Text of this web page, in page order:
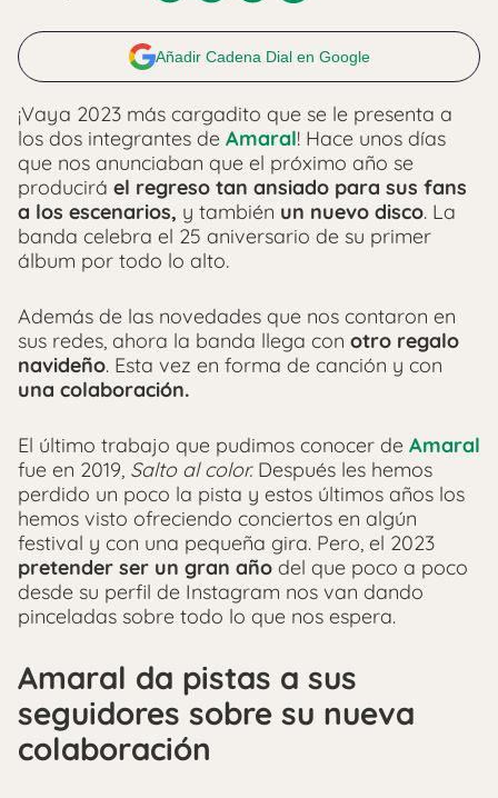
Añadir Cadena Dial en Google
¡Vaya 2023 más cargadito que se le presenta a
los dos integrantes de Amaral! Hace unos días
que nos anunciaban que el próximo año se
producirá el regreso tan ansiado para sus fans
a los escenarios, y también un nuevo disco. La
banda celebra el 25 aniversario de su primer
álbum por todo lo alto.
Además de las novedades que nos contaron en
sus redes, ahora la banda llega con otro regalo
navideño. Esta vez en forma de canción y con
una colaboración.
El último trabajo que pudimos conocer de Amaral
fue en 2019, Salto al color. Después les hemos
perdido un poco la pista y estos últimos años los
hemos visto ofreciendo conciertos en algún
festival y con una pequeña gira. Pero, el 2023
pretender ser un gran año del que poco a poco
desde su perfil de Instagram nos van dando
pinceladas sobre todo lo que nos espera.
Amaral da pistas a sus
seguidores sobre su nueva
colaboración